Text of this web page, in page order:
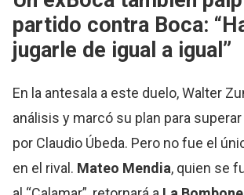
partido contra Boca:
jugarle de igual a igual”
En la antesala a este duelo, Walter
análisis y marcó su plan para
por Claudio Úbeda. Pero no fue el
en el rival. Mateo Mendia, quien se